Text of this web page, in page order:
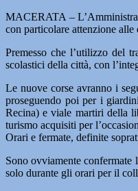
MACERATA –
con particolare attenzione
Premesso che l’utilizzo del
scolastici della città, con
Le nuove corse avranno i
proseguendo poi per i
Recina) e viale martiri della
turismo acquisiti per
Orari e fermate, definite
Sono ovviamente confermate
solo durante gli orari per il